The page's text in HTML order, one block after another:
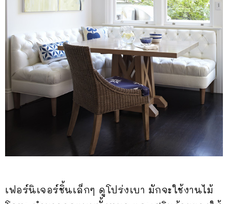
เฟอร์นิเจอร์ชิ้นเล็กๆ ดูโปร่งเบา มักจะใช้งานไม้